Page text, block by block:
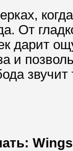
От
дарит
и